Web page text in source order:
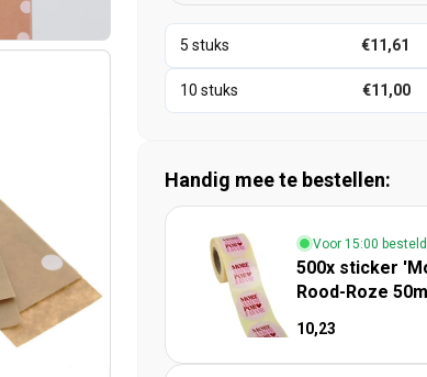
€11,61
€11,00
Handig mee te bestellen:
Voor 15:00
500x sticker
Rood-Roze
10,23